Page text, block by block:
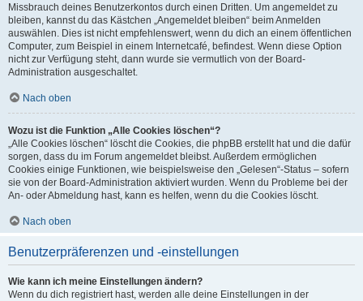
Missbrauch deines Benutzerkontos durch einen Dritten. Um angemeldet zu
bleiben, kannst du das Kästchen „Angemeldet bleiben“ beim Anmelden
auswählen. Dies ist nicht empfehlenswert, wenn du dich an einem öffentlichen
Computer, zum Beispiel in einem Internetcafé, befindest. Wenn diese Option
nicht zur Verfügung steht, dann wurde sie vermutlich von der Board-
Administration ausgeschaltet.
Nach oben
Wozu ist die Funktion „Alle Cookies löschen“?
„Alle Cookies löschen“ löscht die Cookies, die phpBB erstellt hat und die dafür
sorgen, dass du im Forum angemeldet bleibst. Außerdem ermöglichen
Cookies einige Funktionen, wie beispielsweise den „Gelesen“-Status – sofern
sie von der Board-Administration aktiviert wurden. Wenn du Probleme bei der
An- oder Abmeldung hast, kann es helfen, wenn du die Cookies löscht.
Nach oben
Benutzerpräferenzen und -einstellungen
Wie kann ich meine Einstellungen ändern?
Wenn du dich registriert hast, werden alle deine Einstellungen in der